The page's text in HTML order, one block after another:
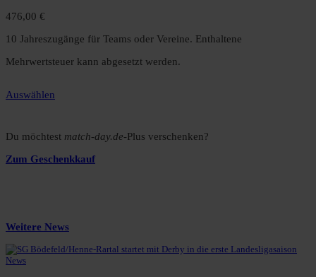
476,00 €
10 Jahreszugänge für Teams oder Vereine. Enthaltene
Mehrwertsteuer kann abgesetzt werden.
Auswählen
Du möchtest match-day.de-Plus verschenken?
Zum Geschenkkauf
Weitere News
News